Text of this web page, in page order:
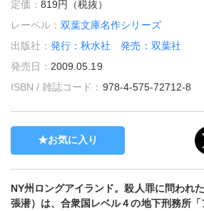
定価：819円（税抜）
レーベル：双葉文庫名作シリーズ
出版社：発行：秋水社 発売：双葉社
発売日： 2009.05.19
ISBN / 雑誌コード： 978-4-575-72712-8
お気に入り
NY州ロングアイランド。殺人罪に問われ
張潜）は、合衆国レベル４の地下刑務所